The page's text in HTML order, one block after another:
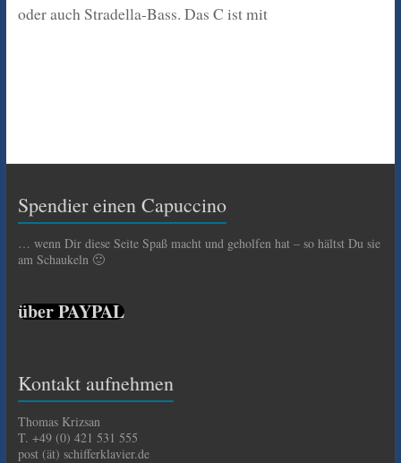
oder auch Stradella-Bass. Das C ist mit
Spendier einen Capuccino
… wenn Dir diese Seite Spaß macht und geholfen hat – so hältst Du sie
am Schaukeln 🙂
über PAYPAL
Kontakt aufnehmen
Thomas Krizsan
T. +49 (0) 421 531 555
post (ät) schifferklavier.de